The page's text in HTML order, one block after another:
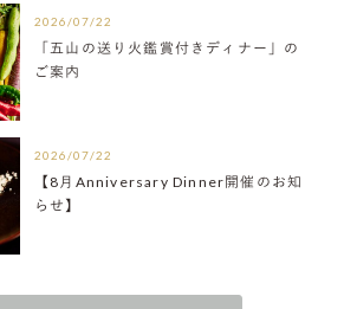
2026/07/22
「五山の送り火鑑賞付きディナー」の
ご案内
2026/07/22
【8月Anniversary Dinner開催のお知
らせ】